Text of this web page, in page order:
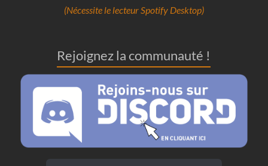
(Nécessite le lecteur Spotify Desktop)
Rejoignez la communauté !